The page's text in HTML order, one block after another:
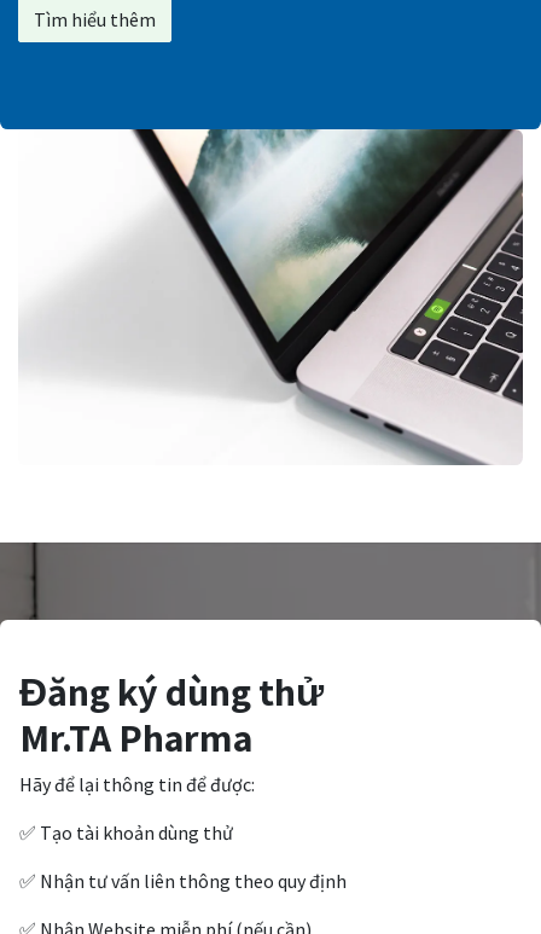
Tìm hiểu thêm
Đăng ký dùng thử
Mr.TA Pharma
Hãy để lại thông tin để được:
✅ Tạo tài khoản dùng thử
✅ Nhận tư vấn liên thông theo quy định